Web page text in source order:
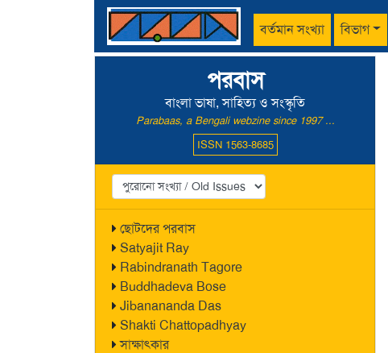
বর্তমান সংখ্যা বিভাগ
পরবাস
বাংলা ভাষা, সাহিত্য ও সংস্কৃতি
Parabaas, a Bengali webzine since 1997 ...
ISSN 1563-8685
ছোটদের পরবাস
Satyajit Ray
Rabindranath Tagore
Buddhadeva Bose
Jibanananda Das
Shakti Chattopadhyay
সাক্ষাৎকার